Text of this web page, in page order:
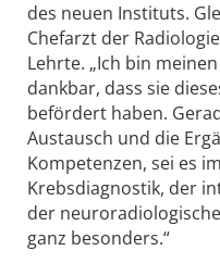
des neuen Instituts.
Chefarzt der
Lehrte. „Ich bin
dankbar, dass sie
befördert haben.
Austausch und die
Kompetenzen, sei es
Krebsdiagnostik, der
der
ganz besonders.“